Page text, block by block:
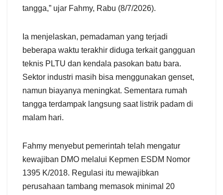
tangga,” ujar Fahmy, Rabu (8/7/2026).
Ia menjelaskan, pemadaman yang terjadi
beberapa waktu terakhir diduga terkait gangguan
teknis PLTU dan kendala pasokan batu bara.
Sektor industri masih bisa menggunakan genset,
namun biayanya meningkat. Sementara rumah
tangga terdampak langsung saat listrik padam di
malam hari.
Fahmy menyebut pemerintah telah mengatur
kewajiban DMO melalui Kepmen ESDM Nomor
1395 K/2018. Regulasi itu mewajibkan
perusahaan tambang memasok minimal 20